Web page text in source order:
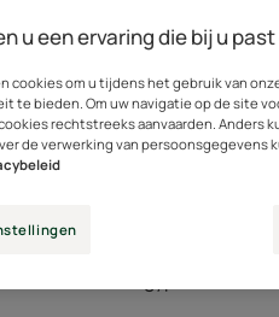
de
van de
ook al
wordt gekweekt in de
Marokko, Egypte,
u een ervaring die bij u
cookies om u tijdens het gebruik van
te bieden. Om uw navigatie op de site
rechtstreeks aanvaarden. Anders
de verwerking van persoonsgegevens